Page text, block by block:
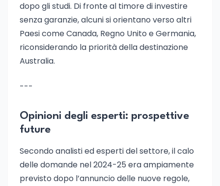
dopo gli studi. Di fronte al timore di investire
senza garanzie, alcuni si orientano verso altri
Paesi come Canada, Regno Unito e Germania,
riconsiderando la priorità della destinazione
Australia.
---
Opinioni degli esperti: prospettive
future
Secondo analisti ed esperti del settore, il calo
delle domande nel 2024-25 era ampiamente
previsto dopo l’annuncio delle nuove regole,